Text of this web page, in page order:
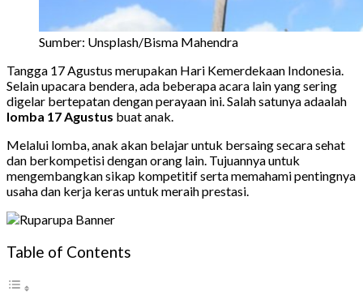
Sumber: Unsplash/Bisma Mahendra
Tangga 17 Agustus merupakan Hari Kemerdekaan Indonesia.
Selain upacara bendera, ada beberapa acara lain yang sering
digelar bertepatan dengan perayaan ini. Salah satunya adaalah
lomba 17 Agustus buat anak.
Melalui lomba, anak akan belajar untuk bersaing secara sehat
dan berkompetisi dengan orang lain. Tujuannya untuk
mengembangkan sikap kompetitif serta memahami pentingnya
usaha dan kerja keras untuk meraih prestasi.
Table of Contents